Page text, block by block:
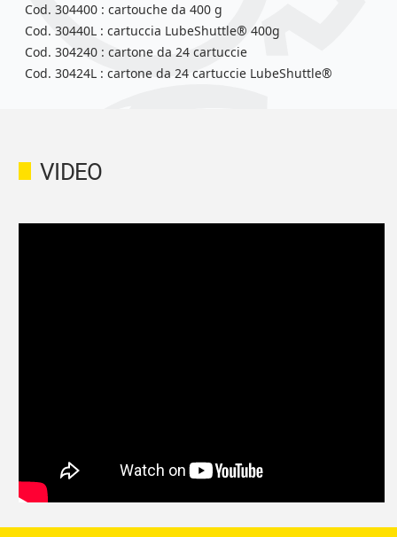
Cod. 304400 : cartouche da 400 g
Cod. 30440L : cartuccia LubeShuttle® 400g
Cod. 304240 : cartone da 24 cartuccie
Cod. 30424L : cartone da 24 cartuccie LubeShuttle®
VIDEO